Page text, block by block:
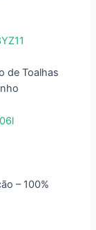
de Toalhas
– 100%